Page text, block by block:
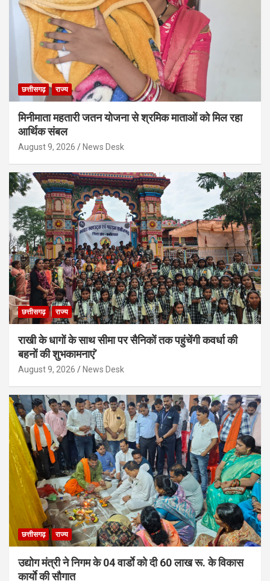
छत्तीसगढ़ राज्य
मिनीमाता महतारी जतन योजना से श्रमिक माताओं को मिल रहा
आर्थिक संबल
August 9, 2026 News Desk
छत्तीसगढ़ राज्य
राखी के धागों के साथ सीमा पर सैनिकों तक पहुंचेंगी कवर्धा की
बहनों की शुभकामनाएं’
August 9, 2026 News Desk
छत्तीसगढ़ राज्य
उद्योग मंत्री ने निगम के 04 वार्डाे को दी 60 लाख रू. के विकास
कार्याे की सौगात